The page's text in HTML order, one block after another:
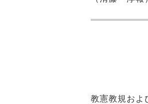
教憲教規およ